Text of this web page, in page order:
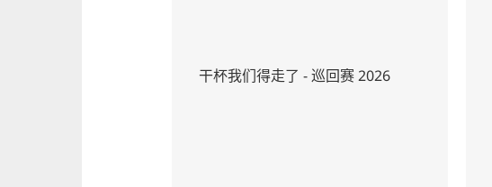
干杯我们得走了 - 巡回赛 2026